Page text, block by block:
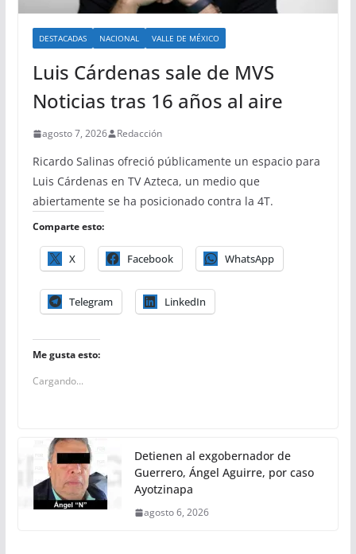
DESTACADAS NACIONAL VALLE DE MÉXICO
Luis Cárdenas sale de MVS
Noticias tras 16 años al aire
agosto 7, 2026 Redacción
Ricardo Salinas ofreció públicamente un espacio para
Luis Cárdenas en TV Azteca, un medio que
abiertamente se ha posicionado contra la 4T.
Comparte esto:
X Facebook WhatsApp
Telegram LinkedIn
Me gusta esto:
Cargando...
Detienen al exgobernador de
Guerrero, Ángel Aguirre, por caso
Ayotzinapa
agosto 6, 2026